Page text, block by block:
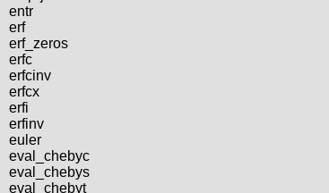
entr
erf
erf_zeros
erfc
erfcinv
erfcx
erfi
erfinv
euler
eval_chebyc
eval_chebys
eval_chebyt